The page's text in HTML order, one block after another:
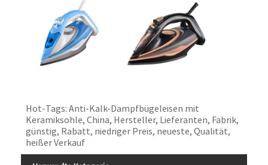
Hot-Tags: Anti-Kalk-Dampfbügeleisen mit
Keramiksohle, China, Hersteller, Lieferanten, Fabrik,
günstig, Rabatt, niedriger Preis, neueste, Qualität,
heißer Verkauf